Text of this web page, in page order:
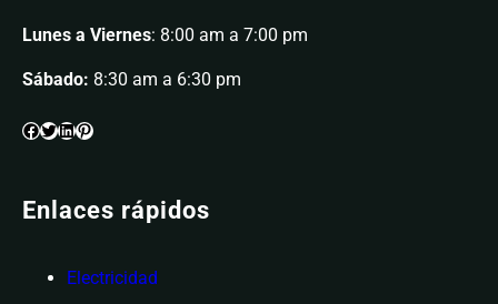
Lunes a Viernes: 8:00 am a 7:00 pm
Sábado: 8:30 am a 6:30 pm
Enlaces rápidos
Electricidad